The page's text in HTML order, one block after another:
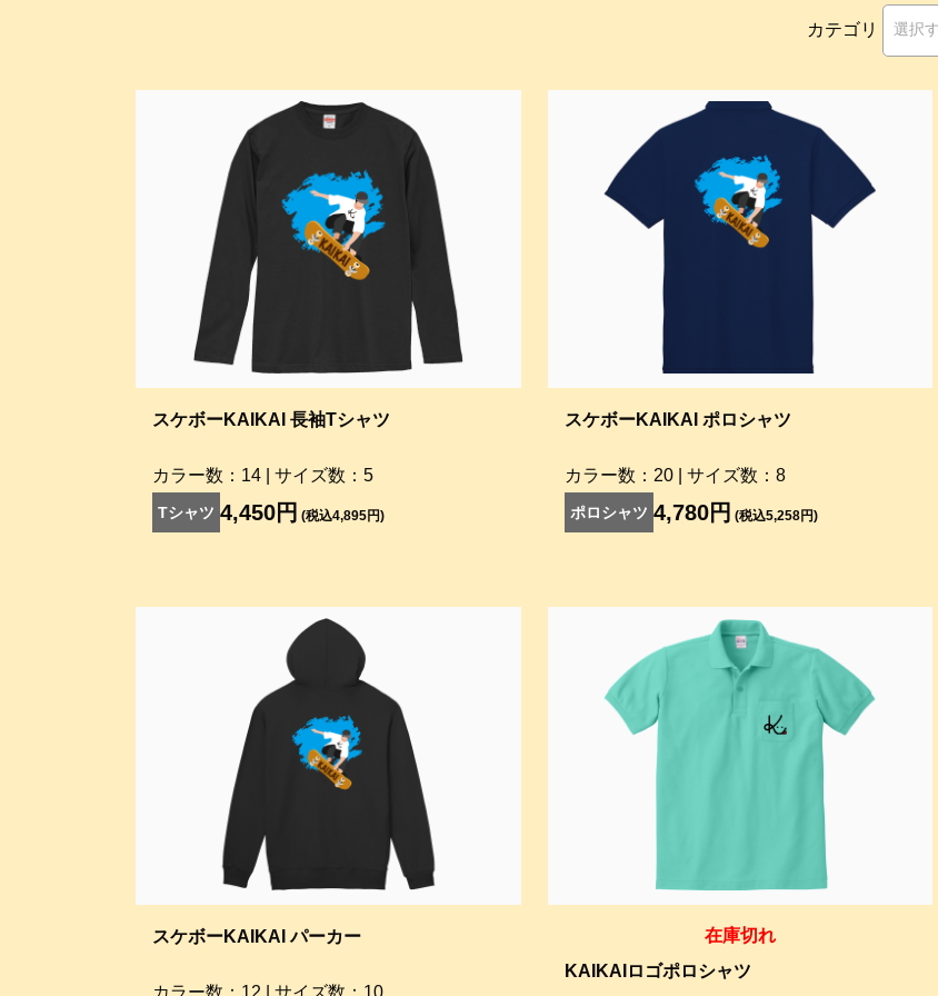
カテゴリ
スケボーKAIKAI 長袖Tシャツ
カラー数：14 | サイズ数：5
Tシャツ 4,450円 (税込4,895円)
スケボーKAIKAI ポロシャツ
カラー数：20 | サイズ数：8
ポロシャツ 4,780円 (税込5,258円)
スケボーKAIKAI パーカー
カラー数：12 | サイズ数：10
在庫切れ
KAIKAIロゴポロシャツ